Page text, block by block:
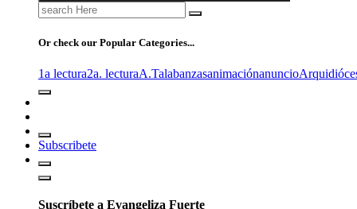
Search
for:
Or check our Popular Categories...
1a lectura2a. lecturaA.Talabanzasanimaciónanuncio
Subscribete
Suscríbete a Evangeliza Fuerte